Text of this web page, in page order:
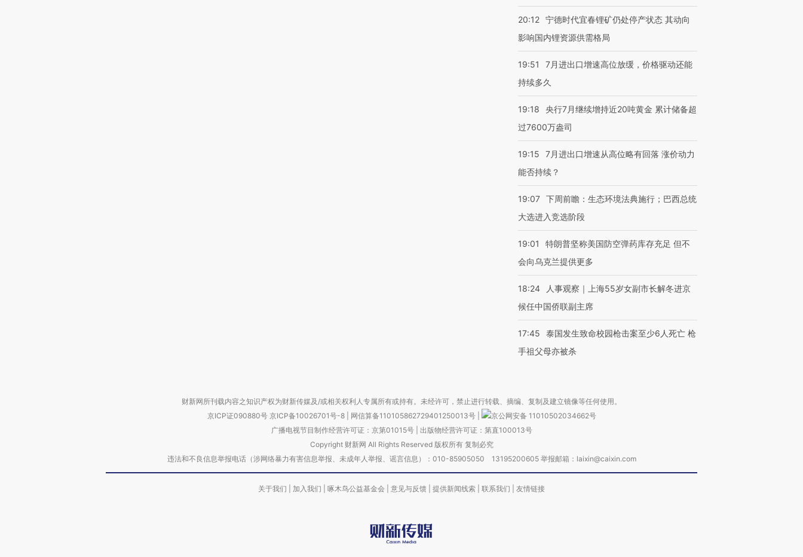
20:12 宁德时代宜春锂矿仍处停产状态 其动向
影响国内锂资源供需格局
19:51
7月进出口增速高位放缓，价格驱动还能
持续多久
19:18
央行7月继续增持近20吨黄金 累计储备超
过7600万盎司
19:15
7月进出口增速从高位略有回落 涨价动力
能否持续？
19:07 下周前瞻：生态环境法典施行；巴西总统
大选进入竞选阶段
19:01
特朗普坚称美国防空弹药库存充足 但不
会向乌克兰提供更多
18:24
人事观察｜上海55岁女副市长解冬进京
候任中国侨联副主席
17:45
泰国发生致命校园枪击案至少6人死亡 枪
手祖父母亦被杀
财新网所刊载内容之知识产权为财新传媒及/或相关权利人专属所有或持有。未经许可，禁止进行转载、摘编、复制及建立镜像等任何使用。
京ICP证090880号 京ICP备10026701号-8 网信算备110105862729401250013号
京公网安备 11010502034662号
广播电视节目制作经营许可证：京第01015号| 出版物经营许可证：第直100013号
Copyright 财新网 All Rights Reserved 版权所有 复制必究
违法和不良信息举报电话（涉网络暴力有害信息举报、未成年人举报、谣言信息）：010-85905050 13195200605 举报邮箱：laixin@caixin.com
关于我们 加入我们 啄木鸟公益基金会 意见与反馈 提供新闻线索 联系我们 友情链接